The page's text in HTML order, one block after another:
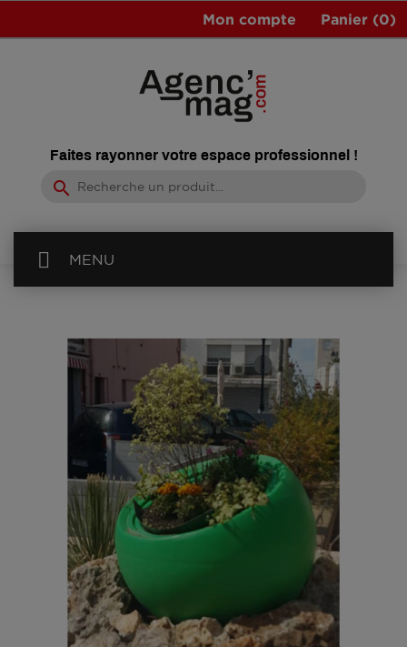
Panier (0)
Mon compte
Faites rayonner votre espace professionnel !
search
MENU